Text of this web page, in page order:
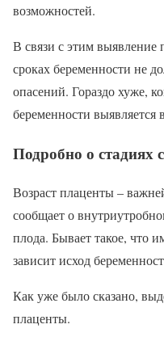
возможностей.
В связи с этим выявление
сроках беременности не
опасений. Гораздо хуже,
беременности
Подробно о стадиях
Возраст плаценты –
сообщает о
плода. Бывает такое, что
зависит исход
Как уже было сказано,
плаценты.